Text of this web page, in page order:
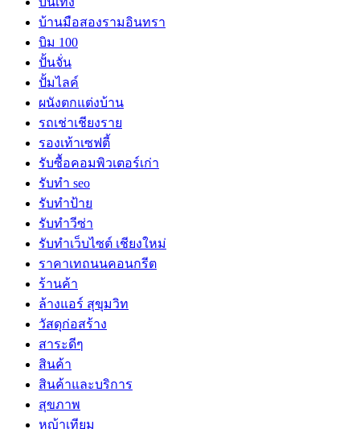
บ้านมือสองรามอินทรา
บิม 100
ปั้นจั่น
ปั้มไลค์
ผนังตกแต่งบ้าน
รถเช่าเชียงราย
รองเท้าเซฟตี้
รับซื้อคอมพิวเตอร์เก่า
รับทำ seo
รับทำป้าย
รับทำวีซ่า
รับทำเว็บไซต์ เชียงใหม่
ราคาเทถนนคอนกรีต
ร้านค้า
ล้างแอร์ สุขุมวิท
วัสดุก่อสร้าง
สาระดีๆ
สินค้า
สินค้าและบริการ
สุขภาพ
หญ้าเทียม